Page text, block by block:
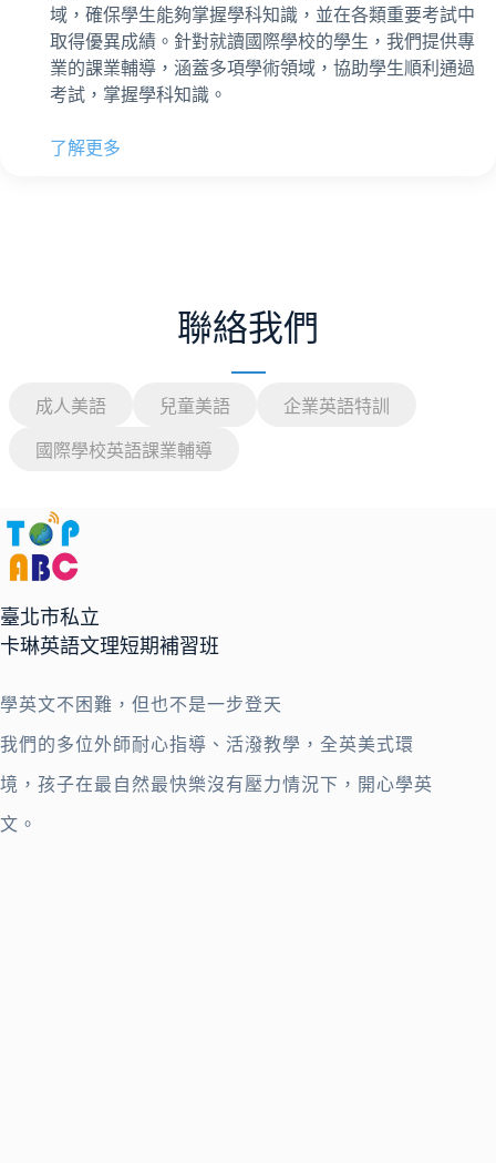
域，確保學生能夠掌握學科知識，並在各類重要考試中
取得優異成績。針對就讀國際學校的學生，我們提供專
業的課業輔導，涵蓋多項學術領域，協助學生順利通過
考試，掌握學科知識。
了解更多
聯絡我們
成人美語 兒童美語 企業英語特訓
國際學校英語課業輔導
臺北市私立
卡琳英語文理短期補習班
學英文不困難，但也不是一步登天
我們的多位外師耐心指導、活潑教學，全英美式環
境，孩子在最自然最快樂沒有壓力情況下，開心學英
文。